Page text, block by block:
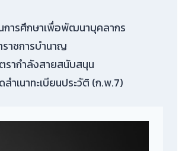
การศึกษาเพื่อพัฒนาบุคลากร
ราชการบำนาญ
รากำลังสายสนับสนุน
สำเนาทะเบียนประวัติ (ก.พ.7)